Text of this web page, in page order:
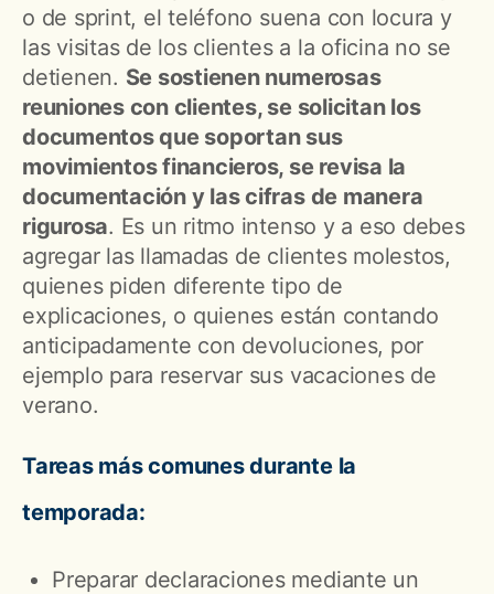
o de sprint, el teléfono suena con locura y
las visitas de los clientes a la oficina no se
detienen. Se sostienen numerosas
reuniones con clientes, se solicitan los
documentos que soportan sus
movimientos financieros, se revisa la
documentación y las cifras de manera
rigurosa. Es un ritmo intenso y a eso debes
agregar las llamadas de clientes molestos,
quienes piden diferente tipo de
explicaciones, o quienes están contando
anticipadamente con devoluciones, por
ejemplo para reservar sus vacaciones de
verano.
Tareas más comunes durante la
temporada:
Preparar declaraciones mediante un